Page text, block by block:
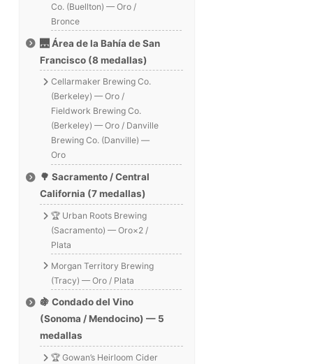
Co. (Buellton) — Oro /
Bronce
🌉 Área de la Bahía de San
Francisco (8 medallas)
Cellarmaker Brewing Co.
(Berkeley) — Oro /
Fieldwork Brewing Co.
(Berkeley) — Oro / Danville
Brewing Co. (Danville) —
Oro
🌳 Sacramento / Central
California (7 medallas)
🏆 Urban Roots Brewing
(Sacramento) — Oro×2 /
Plata
Morgan Territory Brewing
(Tracy) — Oro / Plata
🍇 Condado del Vino
(Sonoma / Mendocino) — 5
medallas
🏆 Gowan’s Heirloom Cider